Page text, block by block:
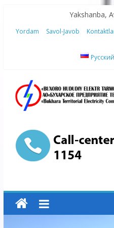
content
Yakshanba,
Yordam Savol-Javob
Русский
“Buxoro
hududiy
elektr